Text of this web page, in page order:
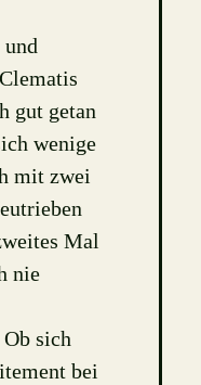
gut getan
wenige
mit zwei
Mal
nie
sich
bei